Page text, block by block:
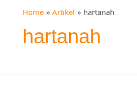
Home Artikel hartanah
hartanah